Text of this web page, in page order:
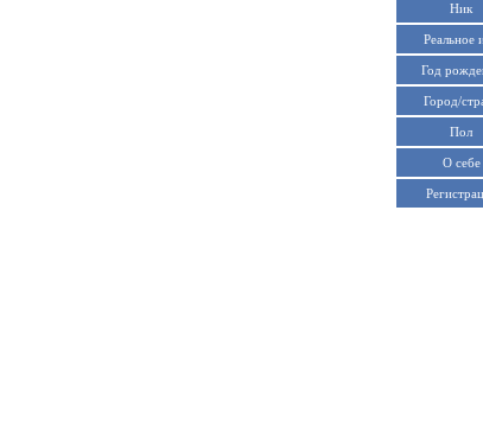
Ник
Реальное
Год
Город/
Пол
О себе